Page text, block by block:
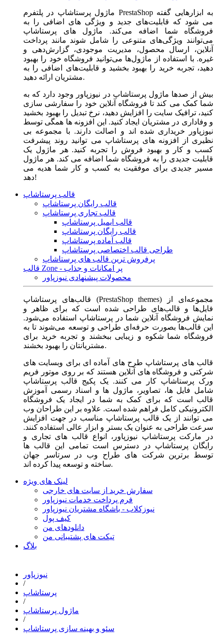
ماژول‌ پرستاشاپ در پلتفرم PrestaShop به ابزارهایی گفته
می شود که قابلیت‌های جدید و ویژگی های اضافی را به
فروشگاه شما اضافه می‌کند. ماژول های پرستاشاپ
می‌توانند ویژگی‌های متنوعی را شامل شوند مانند پرداخت
آنلاین، ارسال محصول، مدیریت موجودی، گزارش‌دهی و
غیره. با استفاده از ماژول‌ها می‌توانید فروشگاه خود را بهبود
دهید، تجربه خرید را بهبود بخشید و قابلیت‌های اضافی را به
مشتریان ارائه دهید.
بیش از صدها ماژول پرستاشاپ در نیوزپاور وجود دارد که به
شما کمک می کند تا فروشگاه آنلاین خود را سفارشی سازی
کنید، ترافیک سایت را افزایش دهید، نرخ تبدیل را بهبود بخشید
و وفاداری در مشتریان ایجاد کنید. این افزونه ها همگی توسط
نیوزپاور خریداری شده اند و اصالت دارند. با مجموعه بی
نظیری از افزونه های پرستاشاپ می توانید روند پیشرفت
کسب و کار و بهبود فروش را تجربه کنید. هر ماژول یک
قابلیت جدیدی را به فروشگاه شما اضافه می کند. هر ماژول
مسیر جدیدی برای موفقیت به کسب و کار شما هدیه می
دهد!
قالب پرستاشاپ
قالب رایگان پرستاشاپ
قالب تجاری پرستاشاپ
قالب ایمیل پرستاشاپ
قالب رایگان پرستاشاپ
قالب آماده پرستاشاپ
طراحی قالب اختصاصی پرستاشاپ
پرفروش ترین قالب های پرستاشاپ
قالب Zone - پر امکانات و جذاب
محصولات پیشنهادی نیوزپاور
قالب‌های پرستاشاپ (PrestaShop themes) مجموعه‌ای از
فایل‌ها و قالب‌های طراحی شده است که برای ظاهر و
نمایش فروشگاه آنلاین شما در پرستاشاپ استفاده می‌شود.
این قالب‌ها بصورت حرفه‌ای طراحی و توسعه می‌شوند تا به
فروشگاه شما شکوه و زیبایی ببخشند و تجربه خرید برای
مشتریانتان را بهبود بخشند.
قالب های پرستاشاپ طرح های آماده ای برای وبسایت های
شرکتی و فروشگاه های آنلاین هستند که بر روی موتور فریم
ورک پرستاشاپ کار می کنند. یک پکیج قالب پرستاشاپ
شامل فایل ها، تصاویر، ماژول ها و اسناد رسمی آموزش
قالب است که برای کمک به شما در ایجاد یک فروشگاه
الکترونیکی کامل فراهم شده است. علاوه بر این طراحان وب
می توانند از یک قالب پرستاشاپ مناسب در جهت افزایش
سرعت طراحی به عنوان یک بستر و ابزار عالی استفاده کنند.
در مارکت پرستاشاپ نیوزپاور، انواع قالب های تجاری و
رایگان پرستاشاپ در دسترس است تمامی این قالب ها
توسط برترین شرکت های طراح وب در سرتاسر جهان
ساخته و توسعه پیدا کرده اند.
لینک های ویژه
سفارش خرید از سایت های خارجی
فرم پرداخت خدمات نیوزپاور
نیوزکلاب - باشگاه مشتریان نیوزپاور
کیف پول
دانلودهای من
تیکت های پشتیبانی من
بلاگ
نیوزپاور
/
پرستاشاپ
/
ماژول پرستاشاپ
/
سئو و بهینه سازی پرستاشاپ